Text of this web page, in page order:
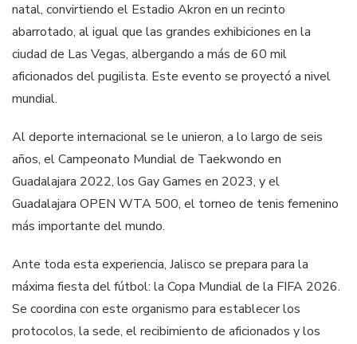
natal, convirtiendo el Estadio Akron en un recinto
abarrotado, al igual que las grandes exhibiciones en la
ciudad de Las Vegas, albergando a más de 60 mil
aficionados del pugilista. Este evento se proyectó a nivel
mundial.
Al deporte internacional se le unieron, a lo largo de seis
años, el Campeonato Mundial de Taekwondo en
Guadalajara 2022, los Gay Games en 2023, y el
Guadalajara OPEN WTA 500, el torneo de tenis femenino
más importante del mundo.
Ante toda esta experiencia, Jalisco se prepara para la
máxima fiesta del fútbol: la Copa Mundial de la FIFA 2026.
Se coordina con este organismo para establecer los
protocolos, la sede, el recibimiento de aficionados y los